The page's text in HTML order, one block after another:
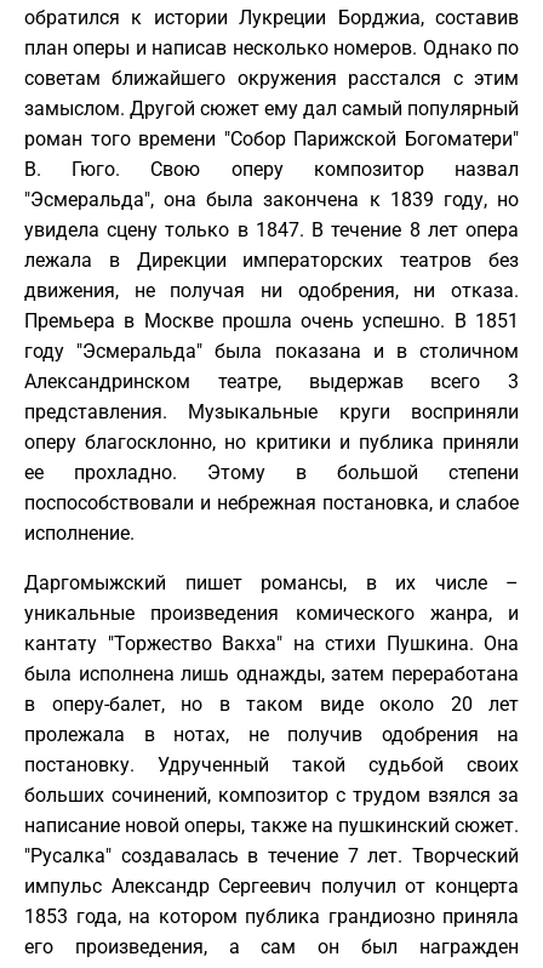
обратился к истории Лукреции Борджиа, составив
план оперы и написав несколько номеров. Однако по
советам ближайшего окружения расстался с этим
замыслом. Другой сюжет ему дал самый популярный
роман того времени "Собор Парижской Богоматери"
В. Гюго. Свою оперу композитор назвал
"Эсмеральда", она была закончена к 1839 году, но
увидела сцену только в 1847. В течение 8 лет опера
лежала в Дирекции императорских театров без
движения, не получая ни одобрения, ни отказа.
Премьера в Москве прошла очень успешно. В 1851
году "Эсмеральда" была показана и в столичном
Александринском театре, выдержав всего 3
представления. Музыкальные круги восприняли
оперу благосклонно, но критики и публика приняли
ее прохладно. Этому в большой степени
поспособствовали и небрежная постановка, и слабое
исполнение.
Даргомыжский пишет романсы, в их числе –
уникальные произведения комического жанра, и
кантату "Торжество Вакха" на стихи Пушкина. Она
была исполнена лишь однажды, затем переработана
в оперу-балет, но в таком виде около 20 лет
пролежала в нотах, не получив одобрения на
постановку. Удрученный такой судьбой своих
больших сочинений, композитор с трудом взялся за
написание новой оперы, также на пушкинский сюжет.
"Русалка" создавалась в течение 7 лет. Творческий
импульс Александр Сергеевич получил от концерта
1853 года, на котором публика грандиозно приняла
его произведения, а сам он был награжден